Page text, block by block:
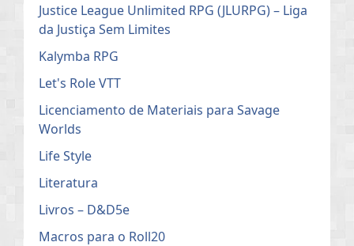
Justice League Unlimited RPG (JLURPG) – Liga
da Justiça Sem Limites
Kalymba RPG
Let's Role VTT
Licenciamento de Materiais para Savage
Worlds
Life Style
Literatura
Livros – D&D5e
Macros para o Roll20